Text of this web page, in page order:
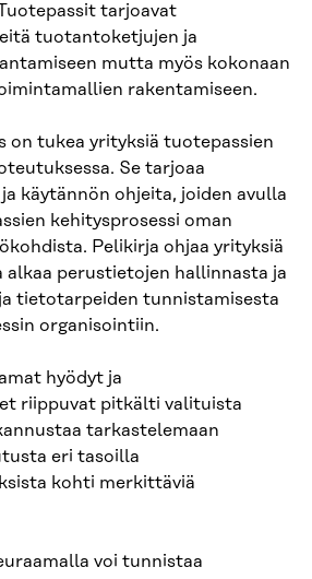
tarjoavat
tuotantoketjujen ja
mutta myös kokonaan
rakentamiseen.
on tukea yrityksiä tuotepassien
Se tarjoaa
käytännön ohjeita, joiden avulla
kehitysprosessi oman
Pelikirja ohjaa yrityksiä
alkaa perustietojen hallinnasta ja
tietotarpeiden tunnistamisesta
organisointiin.
hyödyt ja
riippuvat pitkälti valituista
tarkastelemaan
eri tasoilla
kohti merkittäviä
voi tunnistaa